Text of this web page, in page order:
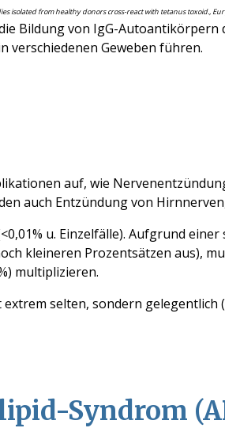
isolated from healthy donors cross-react with tetanus toxoid.,
Bildung von IgG-
verschiedenen Geweben führen.
auf, wie
auch Entzündung von
u. Einzelfälle). Aufgrund
kleineren Prozentsätzen aus),
multiplizieren.
selten, sondern gelegentlich (
Syndrom